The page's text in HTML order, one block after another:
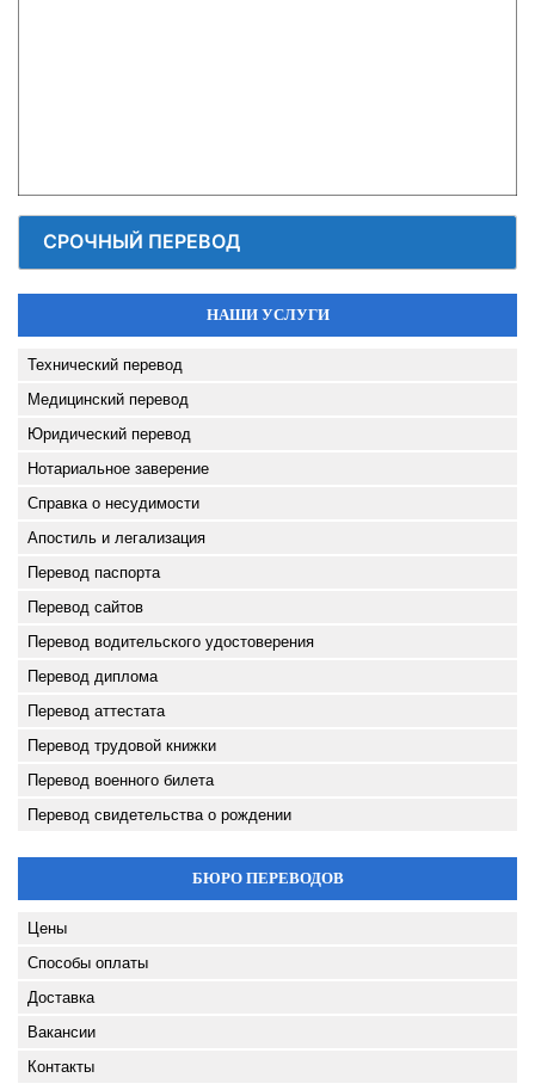
СРОЧНЫЙ ПЕРЕВОД
НАШИ УСЛУГИ
Технический перевод
Медицинский перевод
Юридический перевод
Нотариальное заверение
Справка о несудимости
Апостиль и легализация
Перевод паспорта
Перевод сайтов
Перевод водительского удостоверения
Перевод диплома
Перевод аттестата
Перевод трудовой книжки
Перевод военного билета
Перевод свидетельства о рождении
БЮРО ПЕРЕВОДОВ
Цены
Способы оплаты
Доставка
Вакансии
Контакты